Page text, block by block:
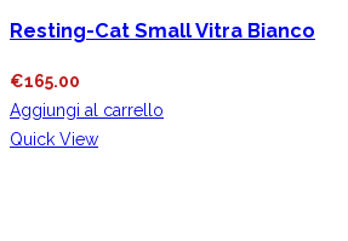
Resting-Cat Small Vitra Bianco
€165.00
Aggiungi al carrello
Quick View